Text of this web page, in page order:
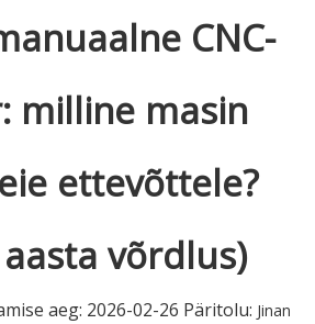
CNC-
milline masin
ettevõttele?
võrdlus)
aeg: 2026-02-26 Päritolu: Jinan